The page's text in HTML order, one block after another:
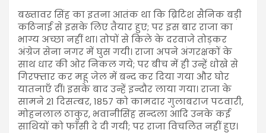
बख्तावर सिंह का इतना आतंक था कि ब्रिटिश सैनिक बड़ी
कठिनाई से इसके लिए तैयार हुए; पर इस बार राजा का
भाग्य अच्छा नहीं था। तोपों से किले के दरवाजे तोड़कर
अंग्रेज सेना नगर में घुस गयी। राजा अपने अंगरक्षकों के
साथ धार की ओर निकल गये; पर बीच में ही उन्हें धोखे से
गिरफ्तार कर महू जेल में बन्द कर दिया गया और घोर
यातनाएँ दीं। इसके बाद उन्हें इन्दौर लाया गया। राजा के
सामने 21 दिसम्बर, 1857 को कामदार गुलाबराज पटवारी,
मोहनलाल ठाकुर, भवानीसिंह सन्दला आदि उनके कई
साथियों को फाँसी दे दी गयी; पर राजा विचलित नहीं हुए।